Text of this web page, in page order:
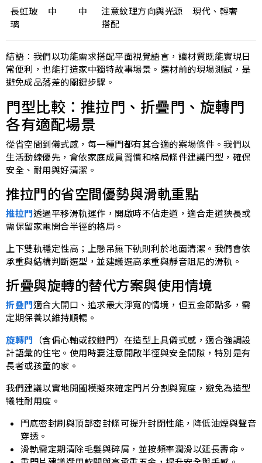
長虹玻
璃
中 中
注意紋理方向與光源
搭配
現代、輕奢
結語：我們以功能需求搭配平面視覺語言，讓材質既能實現日
常便利，也能打造家中獨特故事場景。選材前的現場測試，是
避免成品落差的關鍵步驟。
門型比較：推拉門、折疊門、旋轉門
各有適配場景
從省空間到儀式感，每一種門都有其合適的案場條件。我們以
生活動線優先，會依家庭成員習慣和格局條件建議門型，確保
安全、耐用與好清潔。
推拉門的省空間優勢與滑軌重點
推拉門透過平移滑軌運作，開啟時不佔走道，適合走道狹長或
需保留家電開合半徑的格局。
上下雙軌穩定性高；上懸吊無下軌則利於地面清潔。我們會依
承重與結構判斷選型，並建議選高承重與靜音阻尼的滑軌。
折疊與旋轉的替代方案與使用情境
折疊門適合大開口、追求最大淨寬的情境，但五金節點多，需
定期保養以維持順暢。
旋轉門 （含偏心軸或鉸鏈門）在造型上具儀式感，適合強調設
計語彙的住宅。使用時要注意開啟半徑與安全間隙，特別是有
長者或孩童的家。
我們建議以實地開闔模擬來確定門片分割與寬度，避免為造型
犧牲耐用度。
門底密封刷與頂部密封條可提升封閉性能，降低油煙與聲音
穿透。
滑軌需定期清除毛髮與碎屑，並按頻率潤滑以延長壽命。